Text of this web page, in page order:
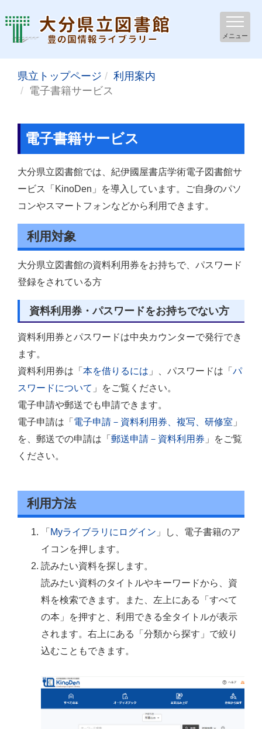
メニュー
県立トップページ
利用案内
電子書籍サービス
電子書籍サービス
大分県立図書館では、紀伊國屋書店学術電子図書館サ
ービス「KinoDen」を導入しています。ご自身のパソ
コンやスマートフォンなどから利用できます。
利用対象
大分県立図書館の資料利用券をお持ちで、パスワード
登録をされている方
資料利用券・パスワードをお持ちでない方
資料利用券とパスワードは中央カウンターで発行でき
ます。
資料利用券は「本を借りるには 」、パスワードは「パ
スワードについて 」をご覧ください。
電子申請や郵送でも申請できます。
電子申請は「電子申請－資料利用券、複写、研修室 」
を、郵送での申請は「郵送申請－資料利用券 」をご覧
ください。
利用方法
「Myライブラリにログイン 」し、電子書籍のア
イコンを押します。
読みたい資料を探します。
読みたい資料のタイトルやキーワードから、資
料を検索できます。また、左上にある「すべて
の本」を押すと、利用できる全タイトルが表示
されます。右上にある「分類から探す」で絞り
込むこともできます。